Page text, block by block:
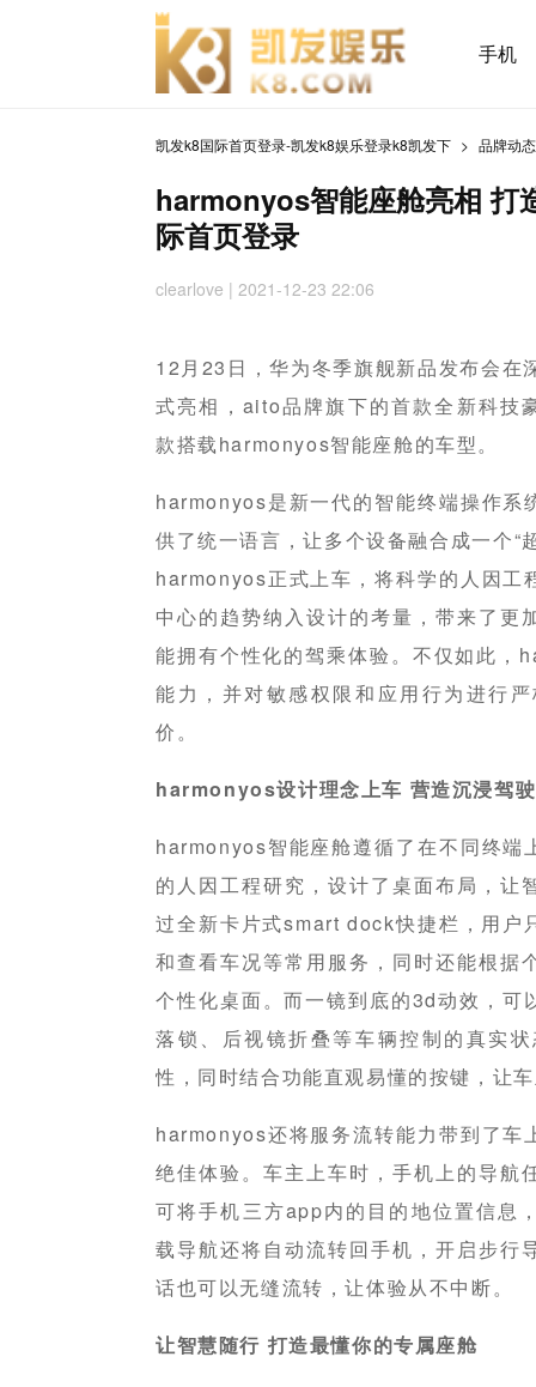
手机
凯发k8国际首页登录-凯发k8娱乐登录k8凯发下 品牌动
harmonyos智能座舱亮相 打
际首页登录
clearlove | 2021-12-23 22:06
12月23日，华为冬季旗舰新品发布会
式亮相，aito品牌旗下的首款全新科
款搭载harmonyos智能座舱的车型。
harmonyos是新一代的智能终端操作系
供了统一语言，让多个设备融合成一个“
harmonyos正式上车，将科学的人因工
中心的趋势纳入设计的考量，带来了更
能拥有个性化的驾乘体验。不仅如此，
能力，并对敏感权限和应用行为进行
价。
harmonyos设计理念上车 营造沉浸驾
harmonyos智能座舱遵循了在不同终端
的人因工程研究，设计了桌面布局，让
过全新卡片式smart dock快捷栏，用户
和查看车况等常用服务，同时还能根据
个性化桌面。而一镜到底的3d动效，
落锁、后视镜折叠等车辆控制的真实
性，同时结合功能直观易懂的按键，让
harmonyos还将服务流转能力带到了车
绝佳体验。车主上车时，手机上的导航
可将手机三方app内的目的地位置信息
载导航还将自动流转回手机，开启步行
话也可以无缝流转，让体验从不中断。
让智慧随行 打造最懂你的专属座舱